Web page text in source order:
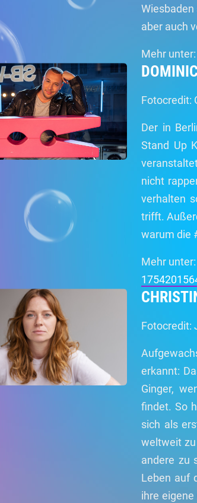
aber auch
Mehr
Fotocredit:
Der in
Stand Up
nicht
verhalten
trifft.
warum die
Mehr
Fotocredit:
erkannt:
Ginger,
findet. So
sich als
weltweit zu
andere zu
Leben auf
ihre